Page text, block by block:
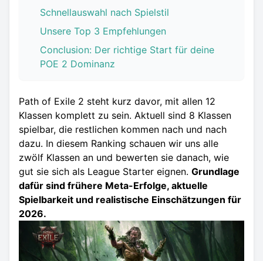
Schnellauswahl nach Spielstil
Unsere Top 3 Empfehlungen
Conclusion: Der richtige Start für deine
POE 2 Dominanz
Path of Exile 2 steht kurz davor, mit allen 12
Klassen komplett zu sein. Aktuell sind 8 Klassen
spielbar, die restlichen kommen nach und nach
dazu. In diesem Ranking schauen wir uns alle
zwölf Klassen an und bewerten sie danach, wie
gut sie sich als League Starter eignen. Grundlage
dafür sind frühere Meta-Erfolge, aktuelle
Spielbarkeit und realistische Einschätzungen für
2026.